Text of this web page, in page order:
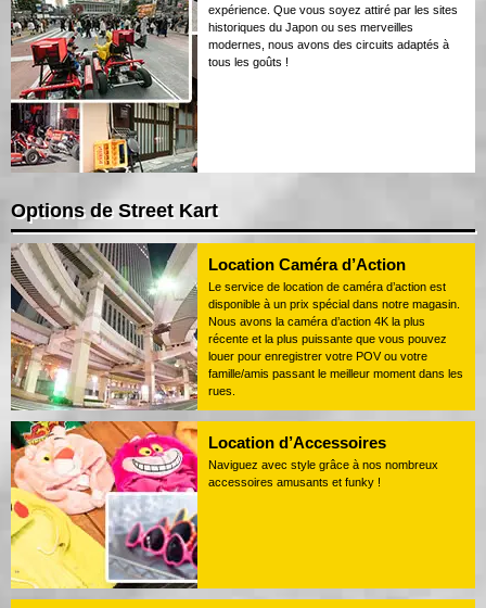
expérience. Que vous soyez attiré par les sites
historiques du Japon ou ses merveilles
modernes, nous avons des circuits adaptés à
tous les goûts !
Options de Street Kart
Location Caméra d’Action
Le service de location de caméra d’action est
disponible à un prix spécial dans notre magasin.
Nous avons la caméra d’action 4K la plus
récente et la plus puissante que vous pouvez
louer pour enregistrer votre POV ou votre
famille/amis passant le meilleur moment dans les
rues.
Location d’Accessoires
Naviguez avec style grâce à nos nombreux
accessoires amusants et funky !